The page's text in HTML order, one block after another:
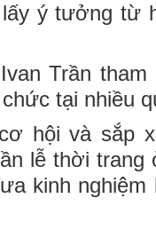
ý tưởng từ
Trần
tại nhiều
hội và sắp
lễ thời
kinh